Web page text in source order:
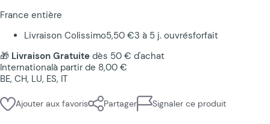
France entière
Livraison Colissimo5,50 €3 à 5 j. ouvrésforfait
🎁 Livraison Gratuite dès 50 € d'achat
Internationalà partir de 8,00 €
BE, CH, LU, ES, IT
Ajouter aux favoris Partager Signaler ce produit